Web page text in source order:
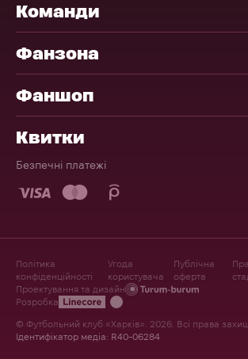
Команди
Фанзона
Фаншоп
Квитки
Безпечні платежі
Політика
конфіденційності
Угода
користувача
Публічна
оферта
Проектування та дизайн
Розробка
© Футбольний клуб «Харків». 2026. Всі права
Ідентифікатор медіа: R40-06284